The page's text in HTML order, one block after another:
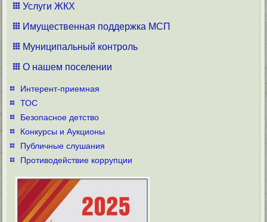
Услуги ЖКХ
Имущественная поддержка МСП
Муниципальный контроль
О нашем поселении
Интерент-приемная
ТОС
Безопасное детство
Конкурсы и Аукционы
Публичные слушания
Противодействие коррупции